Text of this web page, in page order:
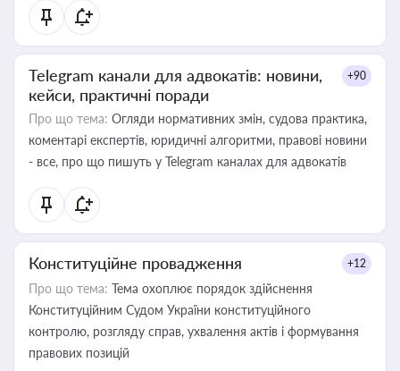
Telegram канали для адвокатів: новини,
кейси, практичні поради
+90
Про що тема: Огляди нормативних змін, судова практика,
коментарі експертів, юридичні алгоритми, правові новини
- все, про що пишуть у Telegram каналах для адвокатів
Конституційне провадження +12
Про що тема: Тема охоплює порядок здійснення
Конституційним Судом України конституційного
контролю, розгляду справ, ухвалення актів і формування
правових позицій